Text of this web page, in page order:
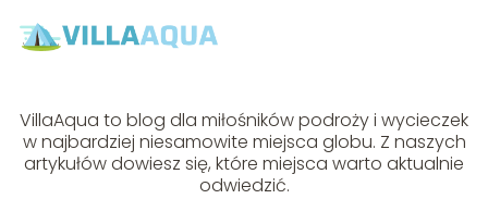
VillaAqua to blog dla miłośników podroży i wycieczek
w najbardziej niesamowite miejsca globu. Z naszych
artykułów dowiesz się, które miejsca warto aktualnie
odwiedzić.